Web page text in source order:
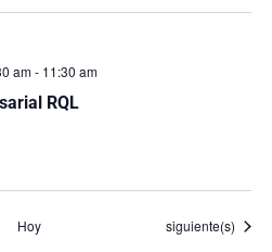
RQL
am- 11:30 am
Hoy Eventos
siguiente(s)